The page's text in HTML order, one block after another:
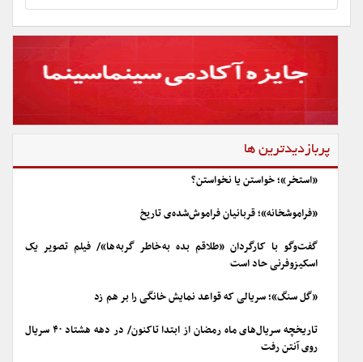
پربازدیدترین ها
«استخر»؛ خواستن یا نخواستن؟
«فراموشخانه»؛ قربانیان فراموش‌شده‌ی تاریخ
گفت‌وگو با کارگردان «طلاقم بده به خاطر گربه ها»/ فیلم تصویر یک
اسکیزوفرنی حاد است
«گل سنگ»؛ سریالی که قواعد نمایش خانگی را بر هم زد
تاریخچه سریال‌های ماه رمضان از ابتدا تاکنون/ در دهه هشتاد ۴۰ سریال
روی آنتن رفت